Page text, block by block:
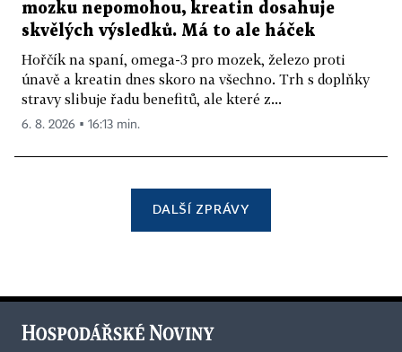
mozku nepomohou, kreatin dosahuje
skvělých výsledků. Má to ale háček
Hořčík na spaní, omega-3 pro mozek, železo proti
únavě a kreatin dnes skoro na všechno. Trh s doplňky
stravy slibuje řadu benefitů, ale které z...
6. 8. 2026 ▪ 16:13 min.
DALŠÍ ZPRÁVY